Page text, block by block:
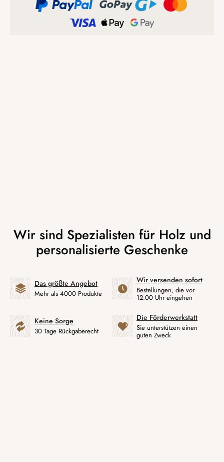
Das größte Angebot
Mehr als 4000 Produkte
Wir versenden sofort
Bestellungen, die vor
12:00 Uhr eingehen
Keine Sorge
30 Tage Rückgaberecht
Die Förderwerkstatt
Sie unterstützen einen
guten Zweck